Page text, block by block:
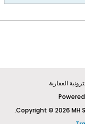
العقارية
Copyright © 2026 MH